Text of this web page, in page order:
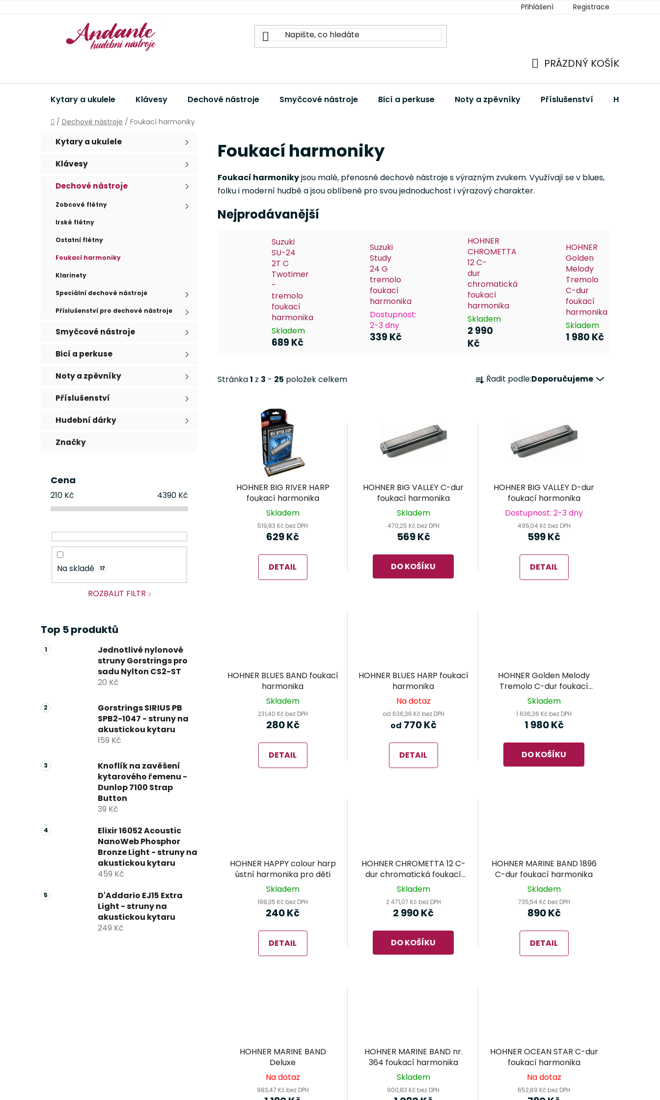
na
Přihlášení Registrace
KOŠÍK
PRÁZDNÝ KOŠÍK
Kytary a ukulele Klávesy Dechové nástroje Smyčcové nástroje Bicí a perkuse Noty a zpěvníky Příslušenství Hudební
Domů
/ Dechové nástroje / Foukací harmoniky
Přeskočit
kategorie
Kytary a ukulele
Klávesy
Dechové nástroje
Zobcové flétny
Irské flétny
Ostatní flétny
Foukací harmoniky
Klarinety
Speciální dechové nástroje
Příslušenství pro dechové nástroje
Smyčcové nástroje
Bicí a perkuse
Noty a zpěvníky
Příslušenství
Hudební dárky
Značky
Cena
210 Kč 4390 Kč
Na skladě 17
ROZBALIT FILTR
Top 5 produktů
Jednotlivé nylonové
struny Gorstrings pro
sadu Nylton CS2-ST
20 Kč
Gorstrings SIRIUS PB
SPB2-1047 - struny na
akustickou kytaru
159 Kč
Knoflík na zavěšení
kytarového řemenu -
Dunlop 7100 Strap
Button
39 Kč
Elixir 16052 Acoustic
NanoWeb Phosphor
Bronze Light - struny na
akustickou kytaru
459 Kč
D'Addario EJ15 Extra
Light - struny na
akustickou kytaru
249 Kč
Foukací harmoniky
Foukací harmonikyjsou malé, přenosné dechové nástroje s výrazným zvukem. Využívají se v blues,
folku i moderní hudbě a jsou oblíbené pro svou jednoduchost i výrazový charakter.
Nejprodávanější
Suzuki
SU-24
2T C
Twotimer
-
tremolo
foukací
harmonika
Skladem
689 Kč
Suzuki
Study
24 G
tremolo
foukací
harmonika
Dostupnost:
2-3 dny
339 Kč
HOHNER
CHROMETTA
12 C-
dur
chromatická
foukací
harmonika
Skladem
2 990
Kč
HOHNER
Golden
Melody
Tremolo
C-dur
foukací
harmonika
Skladem
1 980 Kč
Stránka1 z 3 - 25 položek celkem a
n
Řadit podle:Doporučujeme
HOHNER BIG RIVER HARP
foukací harmonika
Skladem
519,83 Kč bez DPH
629 Kč
DETAIL
HOHNER BIG VALLEY C-dur
foukací harmonika
Skladem
470,25 Kč bez DPH
569 Kč
DO KOŠÍKU
HOHNER BIG VALLEY D-dur
foukací harmonika
Dostupnost: 2-3 dny
495,04 Kč bez DPH
599 Kč
DETAIL
HOHNER BLUES BAND foukací
harmonika
Skladem
231,40 Kč bez DPH
280 Kč
DETAIL
HOHNER BLUES HARP foukací
harmonika
Na dotaz
od 636,36 Kč bez DPH
od 770 Kč
DETAIL
HOHNER Golden Melody
Tremolo C-dur foukací
harmonika
Skladem
1 636,36 Kč bez DPH
1 980 Kč
DO KOŠÍKU
HOHNER HAPPY colour harp
ústní harmonika pro děti
Skladem
198,35 Kč bez DPH
240 Kč
DETAIL
HOHNER CHROMETTA 12 C-
dur chromatická foukací
harmonika
Skladem
2 471,07 Kč bez DPH
2 990 Kč
DO KOŠÍKU
HOHNER MARINE BAND 1896
C-dur foukací harmonika
Skladem
735,54 Kč bez DPH
890 Kč
DETAIL
HOHNER MARINE BAND
Deluxe
Na dotaz
983,47 Kč bez DPH
HOHNER MARINE BAND nr.
364 foukací harmonika
Skladem
900,83 Kč bez DPH
HOHNER OCEAN STAR C-dur
foukací harmonika
Na dotaz
652,89 Kč bez DPH